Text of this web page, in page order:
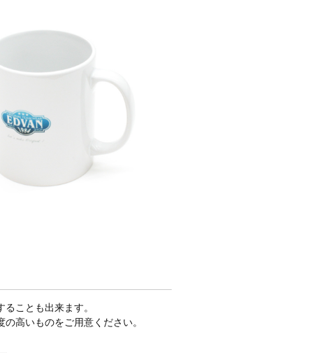
ことも出来ます。
高いものをご用意ください。